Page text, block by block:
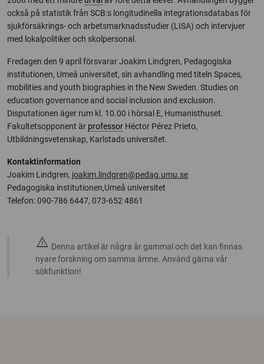
också på statistik från SCB:s longitudinella integrationsdatabas för
sjukförsäkrings- och arbetsmarknadsstudier (LISA) och intervjuer
med lokalpolitiker och skolpersonal.
Fredagen den 9 april försvarar Joakim Lindgren, Pedagogiska
institutionen, Umeå universitet, sin avhandling med titeln Spaces,
mobilities and youth biographies in the New Sweden. Studies on
education governance and social inclusion and exclusion.
Disputationen äger rum kl. 10.00 i hörsal E, Humanisthuset.
Fakultetsopponent är professor Héctor Pérez Prieto,
Utbildningsvetenskap, Karlstads universitet.
Kontaktinformation
Joakim Lindgren, joakim.lindgren@pedag.umu.se
Pedagogiska institutionen,Umeå universitet
Telefon: 090-786 6447, 073-652 4861
warning Denna artikel är några år gammal och det kan finnas
nyare forskning om samma ämne. Använd gärna vår
sökfunktion!